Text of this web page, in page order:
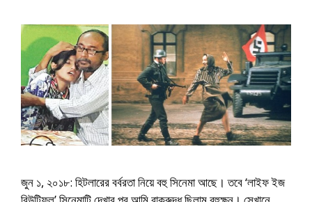
জুন ১, ২০১৮: হিটলারের বর্বরতা নিয়ে বহু সিনেমা আছে। তবে ‘লাইফ ইজ